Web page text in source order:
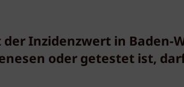
Inzidenzwert in Baden-
oder getestet ist,